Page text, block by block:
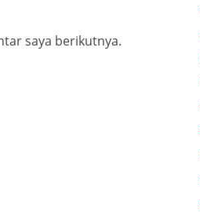
saya berikutnya.